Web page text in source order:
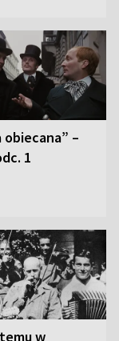
obiecana” –
1
w